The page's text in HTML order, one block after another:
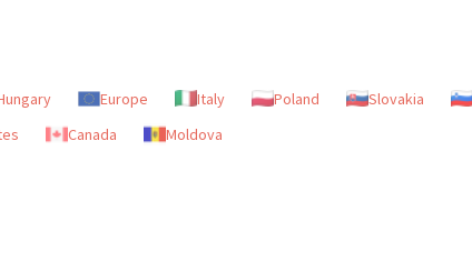
Europe Italy Poland Slovakia
Canada Moldova